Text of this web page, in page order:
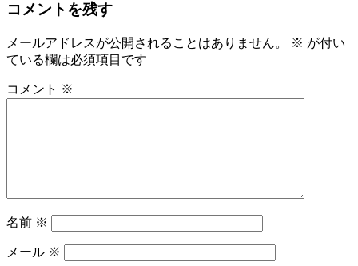
ナ
ビ
ゲ
ー
コメントを残す
メールアドレスが公開されることはありません。 ※ が付い
ている欄は必須項目です
コメント ※
名前 ※
メール ※